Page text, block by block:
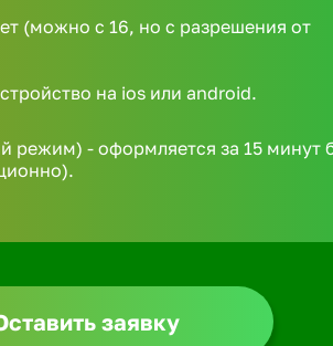
(можно с 16, но с разрешения от
на ios или android.
режим) - оформляется за 15 минут
заявку